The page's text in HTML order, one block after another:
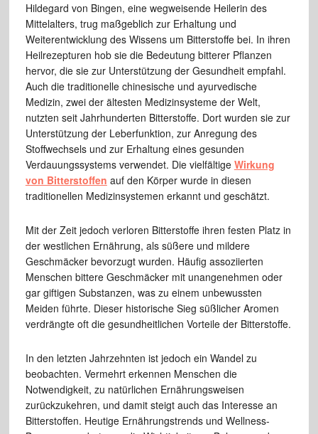
Hildegard von Bingen, eine wegweisende Heilerin des
Mittelalters, trug maßgeblich zur Erhaltung und
Weiterentwicklung des Wissens um Bitterstoffe bei. In ihren
Heilrezepturen hob sie die Bedeutung bitterer Pflanzen
hervor, die sie zur Unterstützung der Gesundheit empfahl.
Auch die traditionelle chinesische und ayurvedische
Medizin, zwei der ältesten Medizinsysteme der Welt,
nutzten seit Jahrhunderten Bitterstoffe. Dort wurden sie zur
Unterstützung der Leberfunktion, zur Anregung des
Stoffwechsels und zur Erhaltung eines gesunden
Verdauungssystems verwendet. Die vielfältige Wirkung
von Bitterstoffen auf den Körper wurde in diesen
traditionellen Medizinsystemen erkannt und geschätzt.
Mit der Zeit jedoch verloren Bitterstoffe ihren festen Platz in
der westlichen Ernährung, als süßere und mildere
Geschmäcker bevorzugt wurden. Häufig assoziierten
Menschen bittere Geschmäcker mit unangenehmen oder
gar giftigen Substanzen, was zu einem unbewussten
Meiden führte. Dieser historische Sieg süßlicher Aromen
verdrängte oft die gesundheitlichen Vorteile der Bitterstoffe.
In den letzten Jahrzehnten ist jedoch ein Wandel zu
beobachten. Vermehrt erkennen Menschen die
Notwendigkeit, zu natürlichen Ernährungsweisen
zurückzukehren, und damit steigt auch das Interesse an
Bitterstoffen. Heutige Ernährungstrends und Wellness-